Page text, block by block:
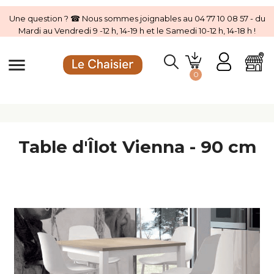
Une question ? ☎ Nous sommes joignables au 04 77 10 08 57 - du
Mardi au Vendredi 9 -12 h, 14-19 h et le Samedi 10-12 h, 14-18 h !
menu 0
Table d'Îlot Vienna - 90 cm